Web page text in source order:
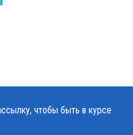
чтобы быть в курсе